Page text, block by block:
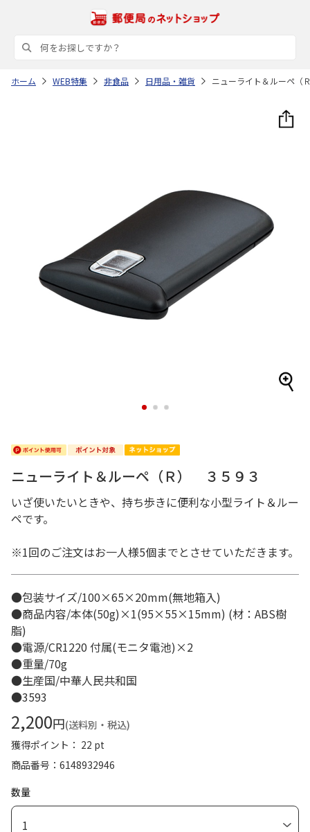
ホーム WEB特集 非食品 日用品・雑貨 ニューライト＆ルーペ
1 2 3
ニューライト＆ルーペ（Ｒ） ３５９３
いざ使いたいときや、持ち歩きに便利な小型ライト＆ルー
ペです。
※1回のご注文はお一人様5個までとさせていただきます。
●包装サイズ/100×65×20mm(無地箱入)
●商品内容/本体(50g)×1(95×55×15mm) (材：ABS樹
脂)
●電源/CR1220 付属(モニタ電池)×2
●重量/70g
●生産国/中華人民共和国
●3593
2,200円(送料別・税込)
獲得ポイント： 22 pt
商品番号
6148932946
数量
1